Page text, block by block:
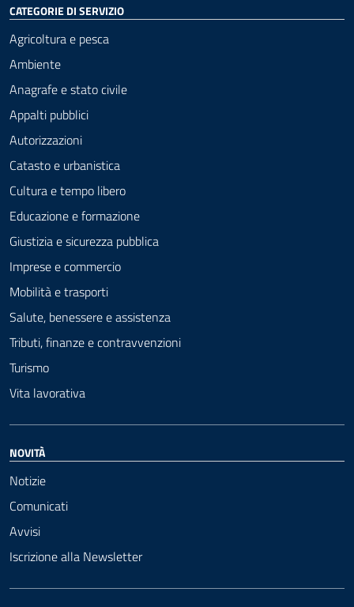
CATEGORIE DI SERVIZIO
Agricoltura e pesca
Ambiente
Anagrafe e stato civile
Appalti pubblici
Autorizzazioni
Catasto e urbanistica
Cultura e tempo libero
Educazione e formazione
Giustizia e sicurezza pubblica
Imprese e commercio
Mobilità e trasporti
Salute, benessere e assistenza
Tributi, finanze e contravvenzioni
Turismo
Vita lavorativa
NOVITÀ
Notizie
Comunicati
Avvisi
Iscrizione alla Newsletter